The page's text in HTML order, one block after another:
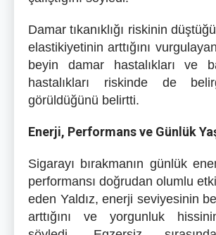
Damar tıkanıklığı riskinin
elastikiyetinin arttığını
beyin damar hastalıkları ve
hastalıkları riskinde de
görüldüğünü belirtti.
Enerji, Performans ve Günlük
Sigarayı bırakmanın günlük
performansı doğrudan olumlu
eden Yaldız, enerji seviyesinin
arttığını ve yorgunluk